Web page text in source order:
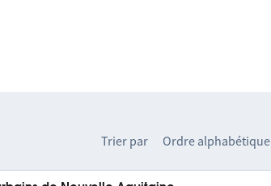
Trier par Ordre alphabétique